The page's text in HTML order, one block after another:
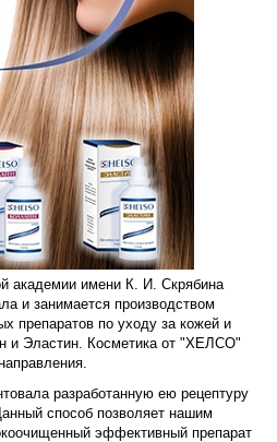
академии имени К. И. Скрябина
и занимается производством
препаратов по уходу за кожей и
и Эластин. Косметика от "ХЕЛСО"
разработанную ею рецептуру
способ позволяет нашим
эффективный препарат